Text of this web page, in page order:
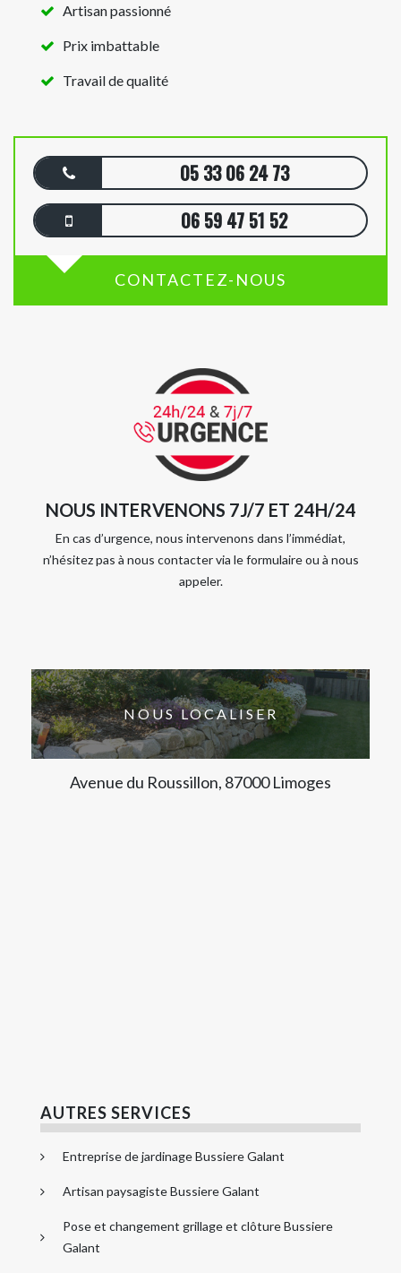
Artisan passionné
Prix imbattable
Travail de qualité
05 33 06 24 73
06 59 47 51 52
CONTACTEZ-NOUS
NOUS INTERVENONS 7J/7 ET 24H/24
En cas d’urgence, nous intervenons dans l’immédiat,
n’hésitez pas à nous contacter via le formulaire ou à nous
appeler.
NOUS LOCALISER
Avenue du Roussillon, 87000 Limoges
AUTRES SERVICES
Entreprise de jardinage Bussiere Galant
Artisan paysagiste Bussiere Galant
Pose et changement grillage et clôture Bussiere
Galant